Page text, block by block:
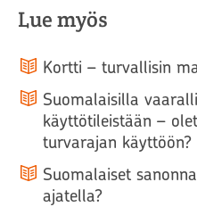
Lue myös
Kortti – turvallisin
Suomalaisilla
käyttötileistään –
turvarajan käyttöön?
Suomalaiset
ajatella?